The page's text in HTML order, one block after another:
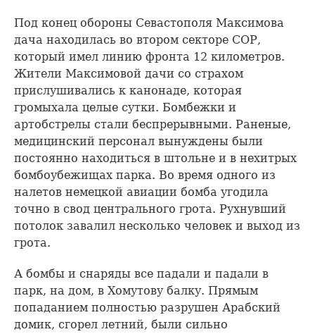
Под конец обороны Севастополя Максимова
дача находилась во втором секторе СОР,
который имел линию фронта 12 километров.
Жители Максимовой дачи со страхом
прислушивались к канонаде, которая
громыхала целые сутки. Бомбежки и
артобстрелы стали беспрерывными. Раненые,
медицинский персонал вынуждены были
постоянно находиться в штольне и в нехитрых
бомбоубежищах парка. Во время одного из
налетов немецкой авиации бомба угодила
точно в свод центрального грота. Рухнувший
потолок завалил несколько человек и выход из
грота.
А бомбы и снаряды все падали и падали в
парк, на дом, в Хомутову балку. Прямым
попаданием полностью разрушен Арабский
домик, сгорел летний, были сильно